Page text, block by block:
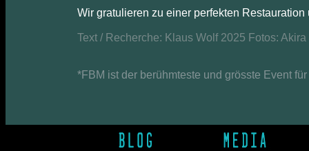
Wir gratulieren zu einer perfekten
Text / Recherche: Klaus Wolf 2025 Fotos:
*FBM ist der berühmteste und grösste Event